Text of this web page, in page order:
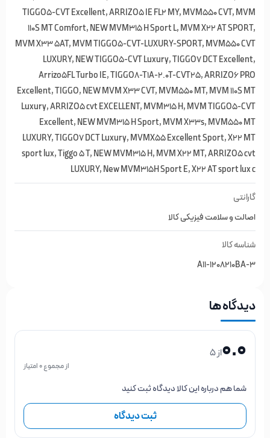
TIGGO5-CVT Excellent, ARRIZO5 IE FL2 MY, MVM550 CVT, MVM
110S MT Comfort, NEW MVM315 H Sport L, MVM X22 AT SPORT,
MVM X33 5AT, MVM TIGGO5-CVT-LUXURY-SPORT, MVM550 CVT
LUXURY, NEW TIGGO5-CVT Luxury, TIGGO7 DCT Excellent,
Arrizo5FL Turbo IE, TIGGO8-T1A-2.0T-CVT25, ARRIZO6 PRO
Excellent, TIGGO, NEW MVM X33 CVT, MVM550 MT, MVM 110S MT
Luxury, ARRIZO5 cvt EXCELLENT, MVM315 H, MVM TIGGO5-CVT
Excellent, NEW MVM315 H Sport, MVM X33s, MVM550 MT
LUXURY, TIGGO7 DCT Luxury, MVMX55 Excellent Sport, X22 MT
sport lux, Tiggo 5 T, NEW MVM315 H, MVM X22 MT, ARRIZO5 cvt
LUXURY, New MVM315H Sport E, X22 AT sport lux c
گارانتی
اصالت و سلامت فیزیکی کالا
شناسه کالا
A11-1208210BA-3
دیدگاه ها
0.0از 5
از مجموع 0 امتیاز
شما هم درباره این کالا دیدگاه ثبت کنید
ثبت دیدگاه